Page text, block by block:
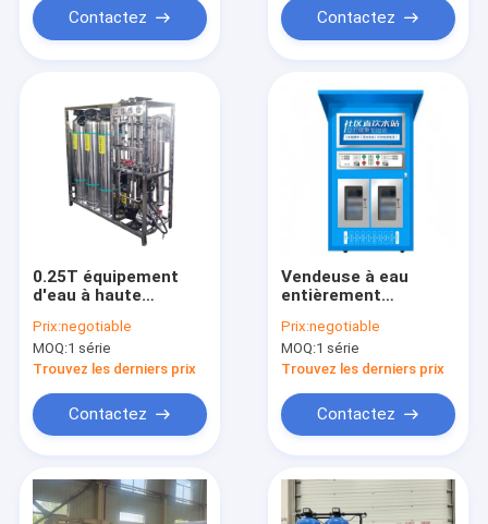
Produits
Contactez Contactez
0.25T équipement
d'eau à haute
étage pour usine
d'eau machine à eau
pure
Prix:negotiable
MOQ:1 série
Trouvez les derniers prix
Contactez
Vendeuse à eau
entièrement
Vendeuse
commerciale de café
et d'eau
Prix:negotiable
MOQ:1 série
Trouvez les derniers prix
Contactez